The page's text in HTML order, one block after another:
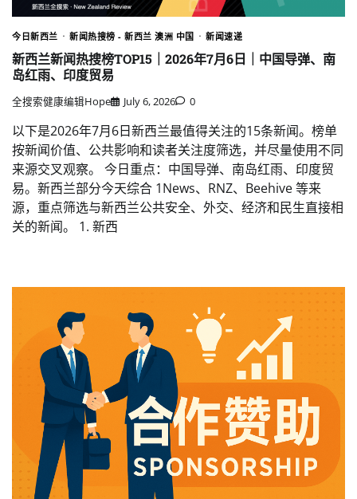
今日新西兰 新闻热搜榜 - 新西兰 澳洲 中国 新闻速递
新西兰新闻热搜榜TOP15｜2026年7月6日｜中国导弹、南
岛红雨、印度贸易
全搜索健康编辑Hope July 6, 2026 0
以下是2026年7月6日新西兰最值得关注的15条新闻。榜单
按新闻价值、公共影响和读者关注度筛选，并尽量使用不同
来源交叉观察。 今日重点：中国导弹、南岛红雨、印度贸
易。新西兰部分今天综合 1News、RNZ、Beehive 等来
源，重点筛选与新西兰公共安全、外交、经济和民生直接相
关的新闻。 1. 新西